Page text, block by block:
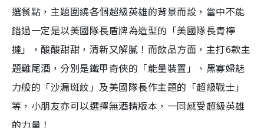
選餐點，主題圍繞各個超級英雄的背景而設，當中不能
錯過一定是以美國隊長盾牌為造型的「美國隊長青檸
撻」，酸酸甜甜，清新又解膩！而飲品方面，主打6款主
題雞尾酒，分別是鐵甲奇俠的「能量裝置」、黑寡婦魅
力般的「沙漏斑紋」及美國隊長作主題的「超級戰士」
等，小朋友亦可以選擇無酒精版本，一同感受超級英雄
的力量！